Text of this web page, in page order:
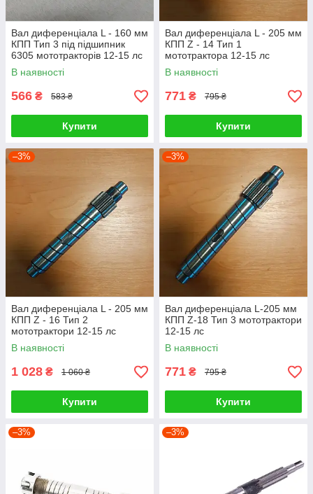
Вал диференціала L - 160 мм
КПП Тип 3 під підшипник
6305 мототракторів 12-15 лс
В наявності
566 ₴ 583 ₴
Купити
Вал диференціала L - 205 мм
КПП Z - 14 Тип 1
мототрактора 12-15 лс
В наявності
771 ₴ 795 ₴
Купити
–3%
Вал диференціала L - 205 мм
КПП Z - 16 Тип 2
мототрактори 12-15 лс
В наявності
1 028 ₴ 1 060 ₴
Купити
–3%
Вал диференціала L-205 мм
КПП Z-18 Тип 3 мототрактори
12-15 лс
В наявності
771 ₴ 795 ₴
Купити
–3% –3%